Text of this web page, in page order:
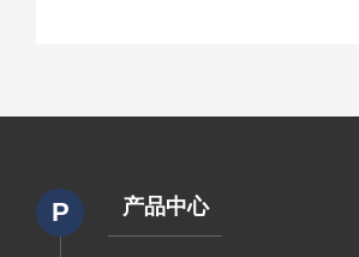
P 产品中心